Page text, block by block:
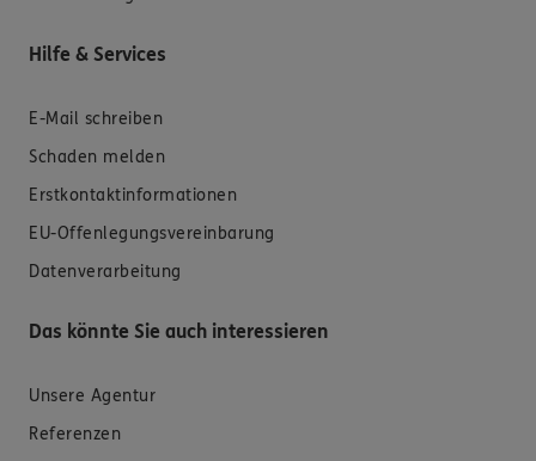
Hilfe & Services
E-Mail schreiben
Schaden melden
Erstkontaktinformationen
EU-Offenlegungsvereinbarung
Datenverarbeitung
Das könnte Sie auch interessieren
Unsere Agentur
Referenzen